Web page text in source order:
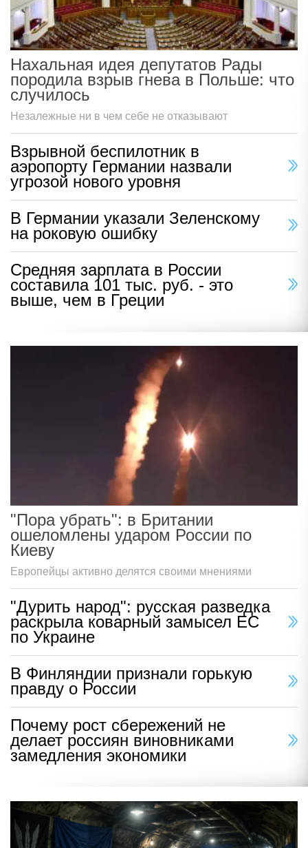
Нахальная идея депутатов Рады
породила взрыв гнева в Польше: что
случилось
Незалежные ни в чем себе не отказывают
Взрывной беспилотник в
аэропорту Германии назвали
угрозой нового уровня
В Германии указали Зеленскому
на роковую ошибку
Средняя зарплата в России
составила 101 тыс. руб. - это
выше, чем в Греции
"Пора убрать": в Британии
ошеломлены ударом России по
Киеву
Европейцы активно делятся своими мнениями
"Дурить народ": русская разведка
раскрыла коварный замысел ЕС
по Украине
В Финляндии признали горькую
правду о России
Почему рост сбережений не
делает россиян виновниками
замедления экономики